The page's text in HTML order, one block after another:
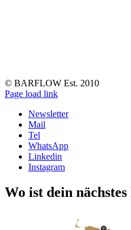
© BARFLOW Est. 2010
Facebook
Instagram
YouTube
Tiktok
LinkedIn
Page load link
Newsletter
Mail
Tel
WhatsApp
Linkedin
Instagram
Wo ist dein nächstes